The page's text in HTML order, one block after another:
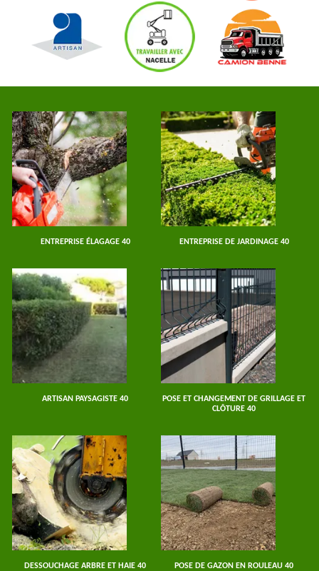
ENTREPRISE ÉLAGAGE 40 ENTREPRISE DE JARDINAGE 40
ARTISAN PAYSAGISTE 40
POSE ET CHANGEMENT DE GRILLAGE ET
CLÔTURE 40
DESSOUCHAGE ARBRE ET HAIE 40 POSE DE GAZON EN ROULEAU 40